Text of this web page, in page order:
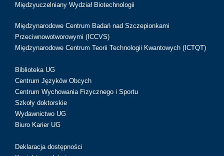
Międzyuczelniany Wydział Biotechnologii
Międzynarodowe Centrum Badań nad Szczepionkami
Przeciwnowotworowymi (ICCVS)
Międzynarodowe Centrum Teorii Technologii Kwantowych (ICTQT)
Biblioteka UG
Centrum Języków Obcych
Centrum Wychowania Fizycznego i Sportu
Szkoły doktorskie
Wydawnictwo UG
Biuro Karier UG
Deklaracja dostępności